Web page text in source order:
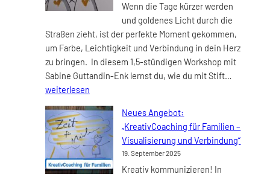
Wenn die Tage kürzer werden
und goldenes Licht durch die
Straßen zieht, ist der perfekte Moment gekommen,
um Farbe, Leichtigkeit und Verbindung in dein Herz
zu bringen. In diesem 1,5-stündigen Workshop mit
Sabine Guttandin-Enk lernst du, wie du mit Stift…
Dunkel
–
weiterlesen
Neues Angebot:
„KreativCoaching für Familien –
Visualisierung und Verbindung“
19. September 2025
Kreativ kommunizieren! In